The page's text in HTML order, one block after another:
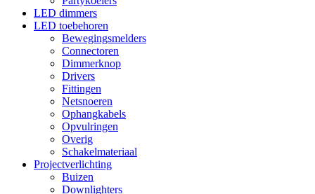
LED dimmers
LED toebehoren
Bewegingsmelders
Connectoren
Dimmerknop
Drivers
Fittingen
Netsnoeren
Ophangkabels
Opvulringen
Overig
Schakelmateriaal
Projectverlichting
Buizen
Downlighters